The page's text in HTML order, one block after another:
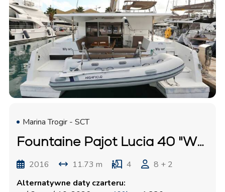
Marina Trogir - SCT
Fountaine Pajot Lucia 40 "Why Not"
2016 11.73 m 4
8 + 2
Alternatywne daty czarteru: